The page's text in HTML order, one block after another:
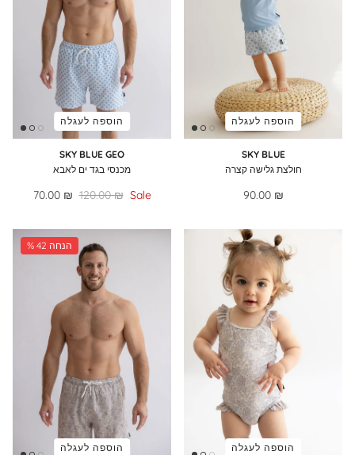
הוספה לעגלה
SKY BLUE GEO
מכנסי בגד ים לאבא
70.00 ₪ 120.00 ₪ Sale
הוספה לעגלה
SKY BLUE
חולצת גלישה קצרה
90.00 ₪
% 42 הנחה
הוספה לעגלה הוספה לעגלה